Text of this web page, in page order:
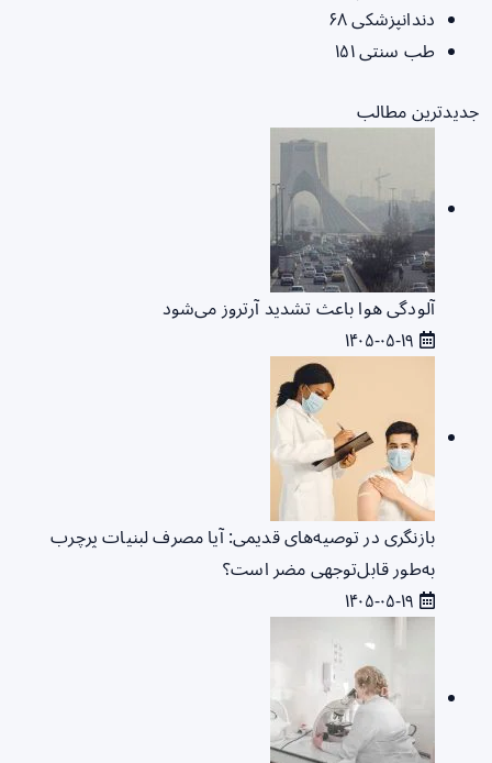
دندانپزشکی۶۸
طب سنتی۱۵۱
جدیدترین مطالب
آلودگی هوا باعث تشدید آرتروز می‌شود
بازنگری در توصیه‌های قدیمی: آیا مصرف لبنیات پرچرب
به‌طور قابل‌توجهی مضر است؟